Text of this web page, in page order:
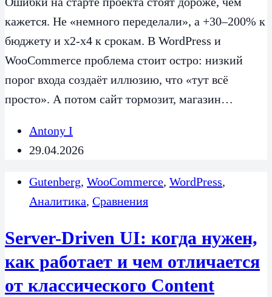
кажется. Не «немного переделали», а +30–200% к
бюджету и x2-x4 к срокам. В WordPress и
WooCommerce проблема стоит остро: низкий
порог входа создаёт иллюзию, что «тут всё
просто». А потом сайт тормозит, магазин…
Antony I
29.04.2026
Gutenberg, WooCommerce, WordPress,
Аналитика, Сравнения
Server-Driven UI: когда нужен,
как работает и чем отличается
от классического Content